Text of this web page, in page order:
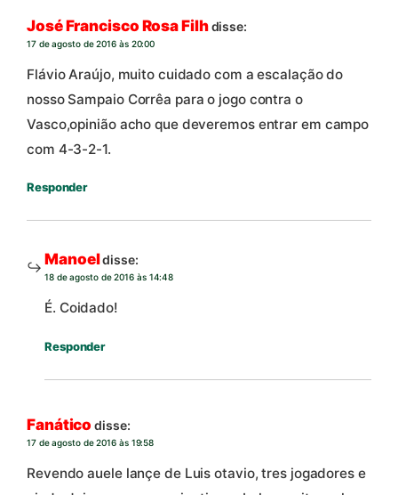
José Francisco Rosa Filhdisse:
17 de agosto de 2016 às 20:00
Flávio Araújo, muito cuidado com a escalação do
nosso Sampaio Corrêa para o jogo contra o
Vasco,opinião acho que deveremos entrar em campo
com 4-3-2-1.
Responder
Manoeldisse:
18 de agosto de 2016 às 14:48
É. Coidado!
Responder
Fanático disse:
17 de agosto de 2016 às 19:58
Revendo auele lançe de Luis otavio, tres jogadores e